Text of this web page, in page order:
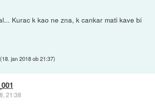
Kurac k kao ne zna, k cankar mati kave bi
(18. jan 2018 ob 21:37)
21:38